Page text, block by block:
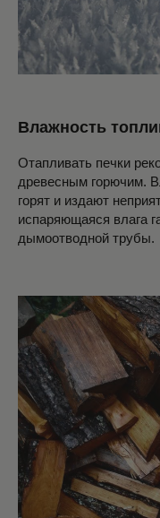
Влажность
Отапливать печки
древесным горючим.
горят и издают
испаряющаяся влага
дымоотводной трубы.
С
БАННЫЕ
БАННЫЕ